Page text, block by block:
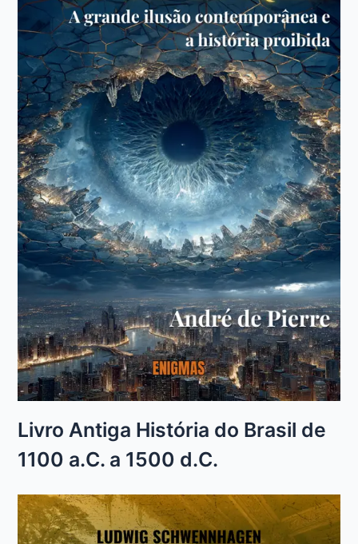
Livro Antiga História do Brasil de
1100 a.C. a 1500 d.C.